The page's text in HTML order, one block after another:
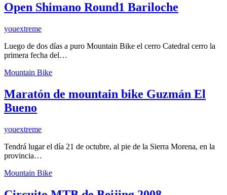
Open Shimano Round1 Bariloche
youextreme
Luego de dos días a puro Mountain Bike el cerro Catedral cerro la
primera fecha del…
Mountain Bike
Maratón de mountain bike Guzmán El
Bueno
youextreme
Tendrá lugar el día 21 de octubre, al pie de la Sierra Morena, en la
provincia…
Mountain Bike